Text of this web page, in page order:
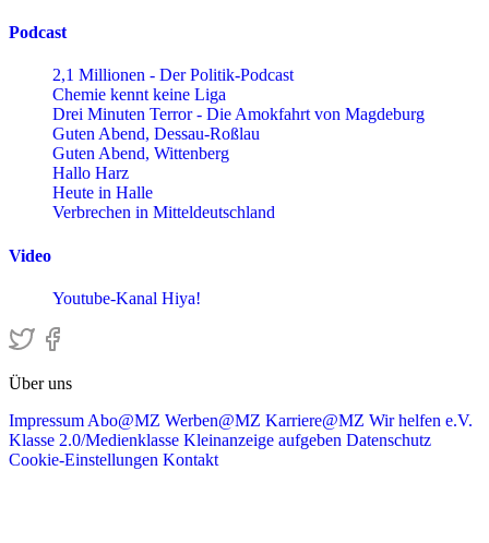
Podcast
2,1 Millionen - Der Politik-Podcast
Chemie kennt keine Liga
Drei Minuten Terror - Die Amokfahrt von Magdeburg
Guten Abend, Dessau-Roßlau
Guten Abend, Wittenberg
Hallo Harz
Heute in Halle
Verbrechen in Mitteldeutschland
Video
Youtube-Kanal Hiya!
Über uns
Impressum Abo@MZ Werben@MZ Karriere@MZ Wir helfen e.V.
Klasse 2.0/Medienklasse Kleinanzeige aufgeben Datenschutz
Cookie-Einstellungen Kontakt